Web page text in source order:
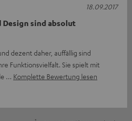
Design sind absolut
dezent daher, auffällig sind
Funktionsvielfalt. Sie spielt mit
Komplette Bewertung lesen
18.09.2017